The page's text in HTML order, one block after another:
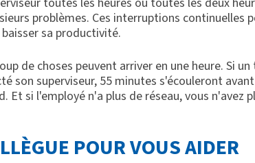
problèmes. Ces interruptions continuelles
sa productivité.
de choses peuvent arriver en une heure. Si
son superviseur, 55 minutes s'écouleront
Et si l'employé n'a plus de réseau, vous n'avez
POUR VOUS AIDER